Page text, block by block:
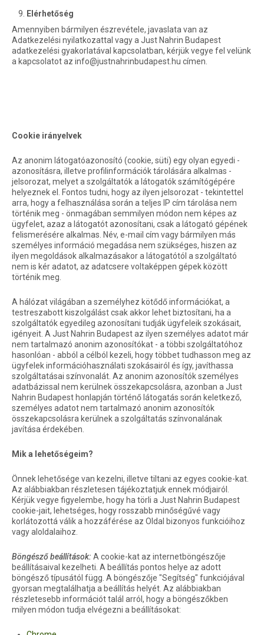
Elérhetőség
Amennyiben bármilyen észrevétele, javaslata van az
Adatkezelési nyilatkozattal vagy a Just Nahrin Budapest
adatkezelési gyakorlatával kapcsolatban, kérjük vegye fel velünk
a kapcsolatot az info@justnahrinbudapest.hu címen.
Cookie irányelvek
Az anonim látogatóazonosító (cookie, süti) egy olyan egyedi -
azonosításra, illetve profilinformációk tárolására alkalmas -
jelsorozat, melyet a szolgáltatók a látogatók számítógépére
helyeznek el. Fontos tudni, hogy az ilyen jelsorozat - tekintettel
arra, hogy a felhasználása során a teljes IP cím tárolása nem
történik meg - önmagában semmilyen módon nem képes az
ügyfelet, azaz a látogatót azonosítani, csak a látogató gépének
felismerésére alkalmas. Név, e-mail cím vagy bármilyen más
személyes információ megadása nem szükséges, hiszen az
ilyen megoldások alkalmazásakor a látogatótól a szolgáltató
nem is kér adatot, az adatcsere voltaképpen gépek között
történik meg.
A hálózat világában a személyhez kötődő információkat, a
testreszabott kiszolgálást csak akkor lehet biztosítani, ha a
szolgáltatók egyedileg azonosítani tudják ügyfeleik szokásait,
igényeit. A Just Nahrin Budapest az ilyen személyes adatot már
nem tartalmazó anonim azonosítókat - a többi szolgáltatóhoz
hasonlóan - abból a célból kezeli, hogy többet tudhasson meg az
ügyfelek információhasználati szokásairól és így, javíthassa
szolgáltatásai színvonalát. Az anonim azonosítók személyes
adatbázissal nem kerülnek összekapcsolásra, azonban a Just
Nahrin Budapest honlapján történő látogatás során keletkező,
személyes adatot nem tartalmazó anonim azonosítók
összekapcsolásra kerülnek a szolgáltatás színvonalának
javítása érdekében.
Mik a lehetőségeim?
Önnek lehetősége van kezelni, illetve tiltani az egyes cookie-kat.
Az alábbiakban részletesen tájékoztatjuk ennek módjairól.
Kérjük vegye figyelembe, hogy ha törli a Just Nahrin Budapest
cookie-jait, lehetséges, hogy rosszabb minőségűvé vagy
korlátozottá válik a hozzáférése az Oldal bizonyos funkcióihoz
vagy aloldalaihoz.
Böngésző beállítások: A cookie-kat az internetböngészője
beállításaival kezelheti. A beállítás pontos helye az adott
böngésző típusától függ. A böngészője "Segítség" funkciójával
gyorsan megtalálhatja a beállítás helyét. Az alábbiakban
részletesebb információt talál arról, hogy a böngészőkben
milyen módon tudja elvégezni a beállításokat: